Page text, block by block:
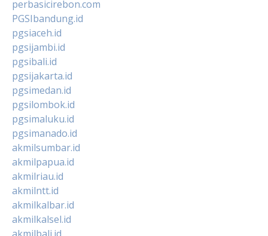
perbasicirebon.com
PGSIbandung.id
pgsiaceh.id
pgsijambi.id
pgsibali.id
pgsijakarta.id
pgsimedan.id
pgsilombok.id
pgsimaluku.id
pgsimanado.id
akmilsumbar.id
akmilpapua.id
akmilriau.id
akmilntt.id
akmilkalbar.id
akmilkalsel.id